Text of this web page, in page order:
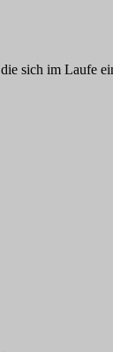
sich im Laufe